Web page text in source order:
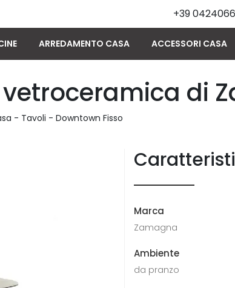
+39
ARREDAMENTO CASA ACCESSORI CASA
di
- Tavoli - Downtown Fisso
Marca
Zamagna
Ambiente
da pranzo